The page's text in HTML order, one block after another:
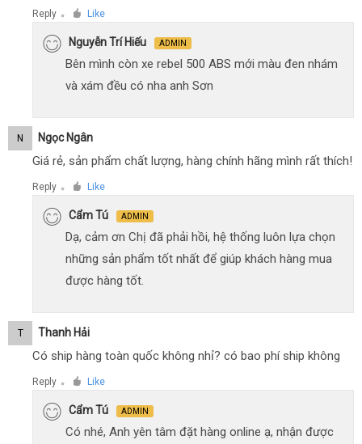
Reply ● Like
Nguyễn Trí Hiếu ADMIN
Bên mình còn xe rebel 500 ABS mới màu đen nhám
và xám đều có nha anh Sơn
N Ngọc Ngân
Giá rẻ, sản phẩm chất lượng, hàng chính hãng mình rất thích!
Reply ● Like
Cẩm Tú ADMIN
Dạ, cảm ơn Chị đã phải hồi, hệ thống luôn lựa chọn
những sản phẩm tốt nhất để giúp khách hàng mua
được hàng tốt.
T Thanh Hải
Có ship hàng toàn quốc không nhỉ? có bao phí ship không
Reply ● Like
Cẩm Tú ADMIN
Có nhé, Anh yên tâm đặt hàng online ạ, nhận được